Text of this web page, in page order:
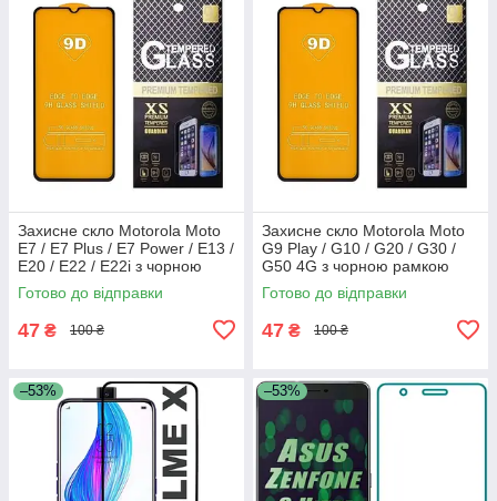
Захисне скло Motorola Moto
E7 / E7 Plus / E7 Power / E13 /
E20 / E22 / E22i з чорною
рамкою
Готово до відправки
47 ₴ 100 ₴
Захисне скло Motorola Moto
G9 Play / G10 / G20 / G30 /
G50 4G з чорною рамкою
Готово до відправки
47 ₴ 100 ₴
–53% –53%